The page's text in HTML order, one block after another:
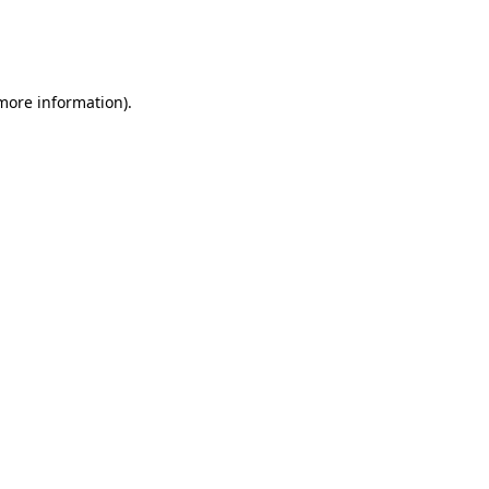
information).